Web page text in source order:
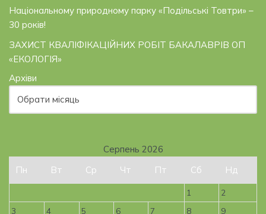
Національному природному парку «Подільські Товтри» –
30 років!
ЗАХИСТ КВАЛІФІКАЦІЙНИХ РОБІТ БАКАЛАВРІВ ОП
«ЕКОЛОГІЯ»
Архіви
Серпень 2026
Пн
Вт Ср Чт Пт Сб Нд
1
2
3
4 5 6 7 8 9